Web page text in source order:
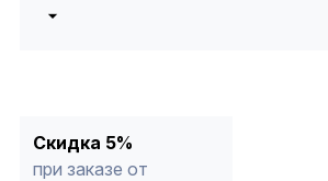
* -Для заказов, состоящих
продукции, максимальная скидка
Скидка 5%
при заказе от